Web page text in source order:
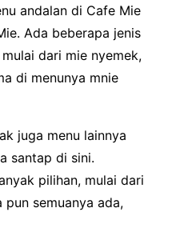
andalan di Cafe Mie
Ada beberapa jenis
dari mie nyemek,
di menunya mnie
juga menu lainnya
santap di sini.
pilihan, mulai dari
semuanya ada,